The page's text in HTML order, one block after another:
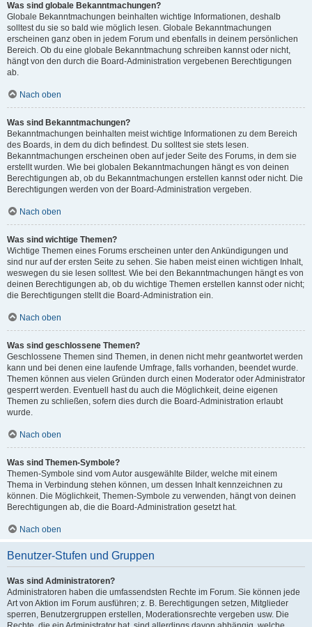
Was sind globale Bekanntmachungen?
Globale Bekanntmachungen beinhalten wichtige Informationen, deshalb
solltest du sie so bald wie möglich lesen. Globale Bekanntmachungen
erscheinen ganz oben in jedem Forum und ebenfalls in deinem persönlichen
Bereich. Ob du eine globale Bekanntmachung schreiben kannst oder nicht,
hängt von den durch die Board-Administration vergebenen Berechtigungen
ab.
Nach oben
Was sind Bekanntmachungen?
Bekanntmachungen beinhalten meist wichtige Informationen zu dem Bereich
des Boards, in dem du dich befindest. Du solltest sie stets lesen.
Bekanntmachungen erscheinen oben auf jeder Seite des Forums, in dem sie
erstellt wurden. Wie bei globalen Bekanntmachungen hängt es von deinen
Berechtigungen ab, ob du Bekanntmachungen erstellen kannst oder nicht. Die
Berechtigungen werden von der Board-Administration vergeben.
Nach oben
Was sind wichtige Themen?
Wichtige Themen eines Forums erscheinen unter den Ankündigungen und
sind nur auf der ersten Seite zu sehen. Sie haben meist einen wichtigen Inhalt,
weswegen du sie lesen solltest. Wie bei den Bekanntmachungen hängt es von
deinen Berechtigungen ab, ob du wichtige Themen erstellen kannst oder nicht;
die Berechtigungen stellt die Board-Administration ein.
Nach oben
Was sind geschlossene Themen?
Geschlossene Themen sind Themen, in denen nicht mehr geantwortet werden
kann und bei denen eine laufende Umfrage, falls vorhanden, beendet wurde.
Themen können aus vielen Gründen durch einen Moderator oder Administrator
gesperrt werden. Eventuell hast du auch die Möglichkeit, deine eigenen
Themen zu schließen, sofern dies durch die Board-Administration erlaubt
wurde.
Nach oben
Was sind Themen-Symbole?
Themen-Symbole sind vom Autor ausgewählte Bilder, welche mit einem
Thema in Verbindung stehen können, um dessen Inhalt kennzeichnen zu
können. Die Möglichkeit, Themen-Symbole zu verwenden, hängt von deinen
Berechtigungen ab, die die Board-Administration gesetzt hat.
Nach oben
Benutzer-Stufen und Gruppen
Was sind Administratoren?
Administratoren haben die umfassendsten Rechte im Forum. Sie können jede
Art von Aktion im Forum ausführen; z. B. Berechtigungen setzen, Mitglieder
sperren, Benutzergruppen erstellen, Moderationsrechte vergeben usw. Die